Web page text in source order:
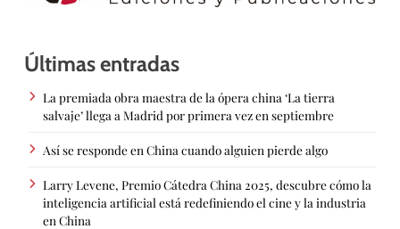
Últimas entradas
La premiada obra maestra de la ópera china ‘La tierra
salvaje’ llega a Madrid por primera vez en septiembre
Así se responde en China cuando alguien pierde algo
Larry Levene, Premio Cátedra China 2025, descubre cómo la
inteligencia artificial está redefiniendo el cine y la industria
en China